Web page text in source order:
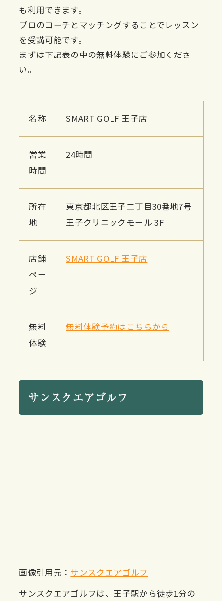
も利用できます。
プロのコーチとマッチングすることでレッスン
を受講可能です。
まずは下記表の中の無料体験にご参加くださ
い。
名称 SMART GOLF 王子店
営業
時間
24時間
所在
地
東京都北区王子二丁目30番地7号
王子クリニックモール 3F
店舗
ペー
ジ
SMART GOLF 王子店
無料
体験
無料体験予約はこちらから
サンスクエアゴルフ
画像引用元： サンスクエアゴルフ
サンスクエアゴルフは、王子駅から徒歩1分の